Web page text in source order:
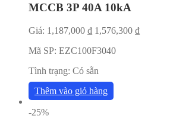
MCCB 3P 40A 10kA
Giá: 1,187,000 ₫ 1,576,300 ₫
Mã SP: EZC100F3040
Tình trạng: Có sẵn
Thêm vào giỏ hàng
-25%